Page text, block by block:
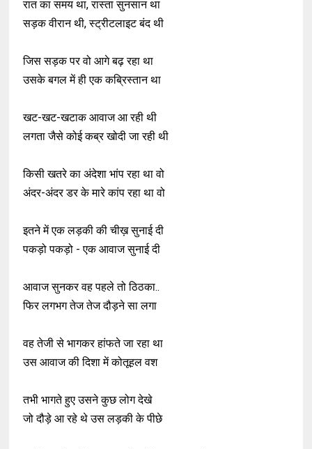
रात का समय था, रास्ता सुनसान था
सड़क वीरान थी, स्ट्रीटलाइट बंद थी
जिस सड़क पर वो आगे बढ़ रहा था
उसके बगल में ही एक कब्रिस्तान था
खट-खट-खटाक आवाज आ रही थी
लगता जैसे कोई कब्र खोदी जा रही थी
किसी खतरे का अंदेशा भांप रहा था वो
अंदर-अंदर डर के मारे कांप रहा था वो
इतने में एक लड़की की चीख़ सुनाई दी
पकड़ो पकड़ो - एक आवाज सुनाई दी
आवाज सुनकर वह पहले तो ठिठका..
फिर लगभग तेज तेज दौड़ने सा लगा
वह तेजी से भागकर हांफते जा रहा था
उस आवाज की दिशा में कोतूहल वश
तभी भागते हुए उसने कुछ लोग देखे
जो दौड़े आ रहे थे उस लड़की के पीछे